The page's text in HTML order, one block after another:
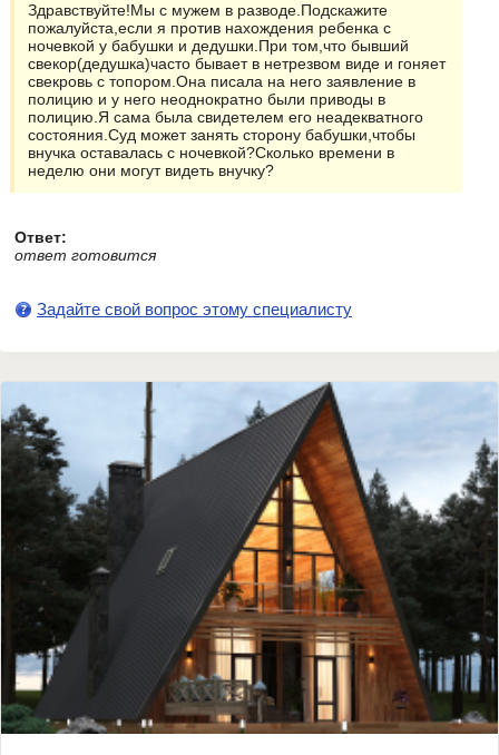
Здравствуйте!Мы с мужем в разводе.Подскажите
пожалуйста,если я против нахождения ребенка с
ночевкой у бабушки и дедушки.При том,что бывший
свекор(дедушка)часто бывает в нетрезвом виде и гоняет
свекровь с топором.Она писала на него заявление в
полицию и у него неоднократно были приводы в
полицию.Я сама была свидетелем его неадекватного
состояния.Суд может занять сторону бабушки,чтобы
внучка оставалась с ночевкой?Сколько времени в
неделю они могут видеть внучку?
Ответ:
ответ готовится
Задайте свой вопрос этому специалисту